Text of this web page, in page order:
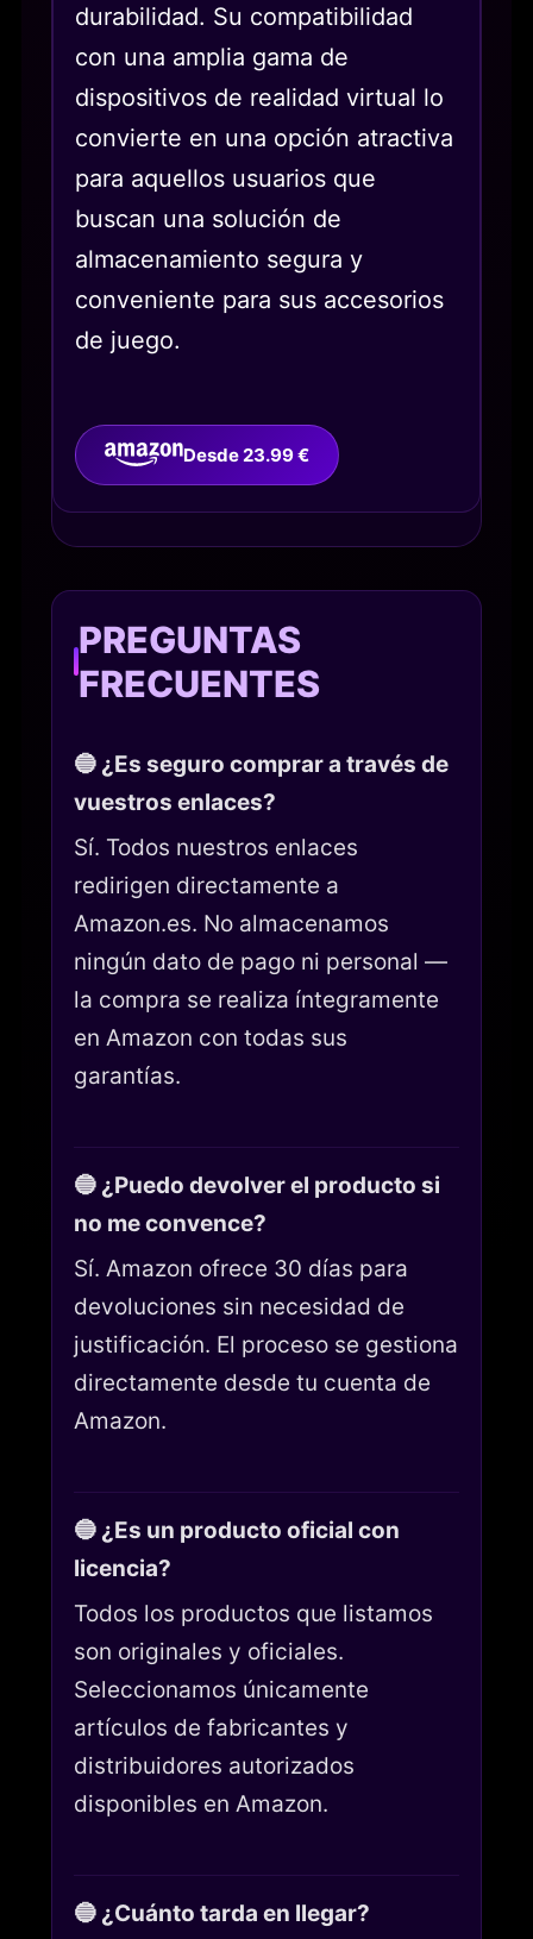
durabilidad. Su compatibilidad
con una amplia gama de
dispositivos de realidad virtual lo
convierte en una opción atractiva
para aquellos usuarios que
buscan una solución de
almacenamiento segura y
conveniente para sus accesorios
de juego.
Desde 23.99 €
PREGUNTAS
FRECUENTES
🔵 ¿Es seguro comprar a través de
vuestros enlaces?
Sí. Todos nuestros enlaces
redirigen directamente a
Amazon.es. No almacenamos
ningún dato de pago ni personal —
la compra se realiza íntegramente
en Amazon con todas sus
garantías.
🔵 ¿Puedo devolver el producto si
no me convence?
Sí. Amazon ofrece 30 días para
devoluciones sin necesidad de
justificación. El proceso se gestiona
directamente desde tu cuenta de
Amazon.
🔵 ¿Es un producto oficial con
licencia?
Todos los productos que listamos
son originales y oficiales.
Seleccionamos únicamente
artículos de fabricantes y
distribuidores autorizados
disponibles en Amazon.
🔵 ¿Cuánto tarda en llegar?